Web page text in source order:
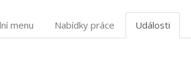
menu Nabídky práce Události